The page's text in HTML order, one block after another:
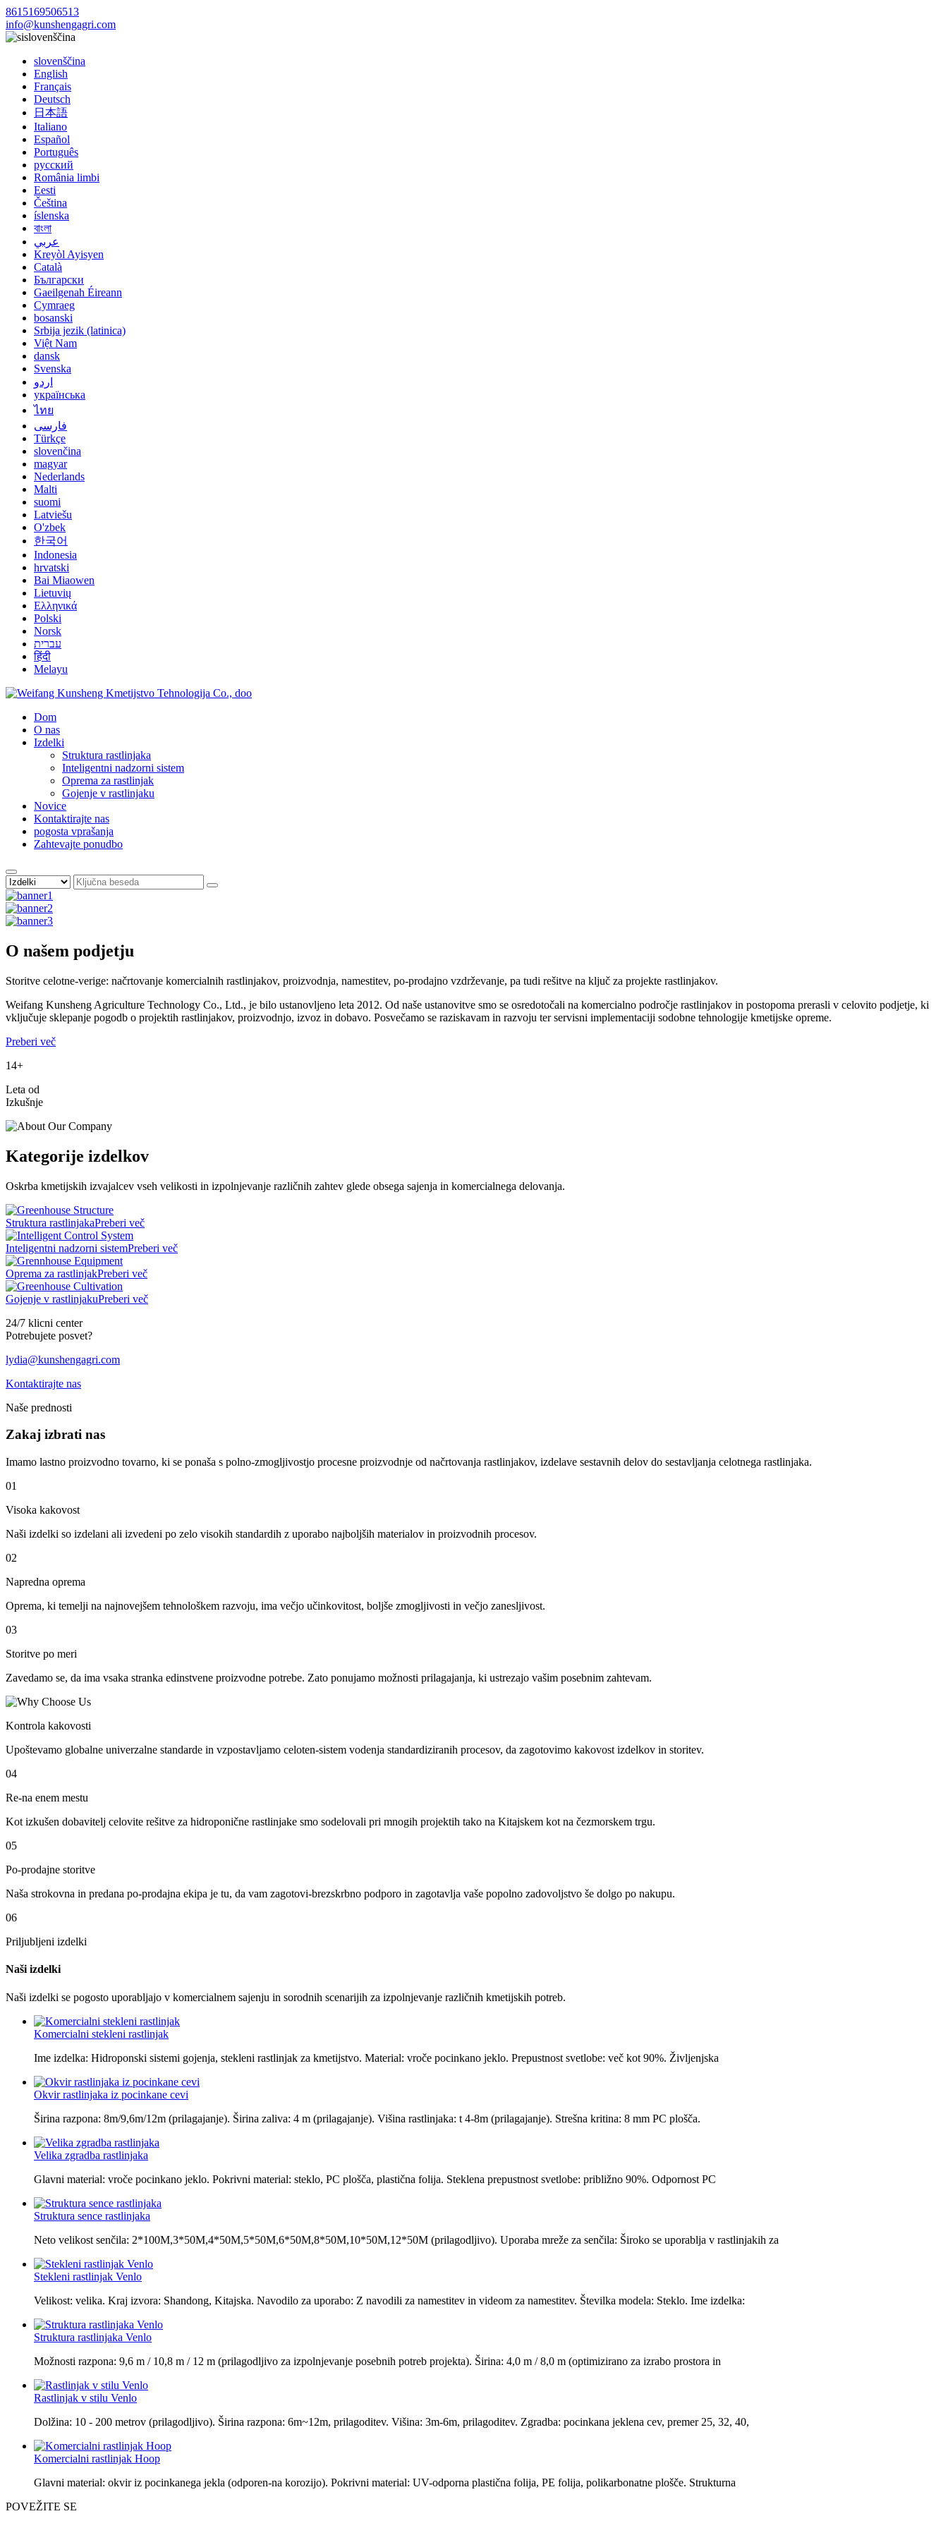
8615169506513
info@kunshengagri.com
slovenščina
slovenščina
English
Français
Deutsch
日本語
Italiano
Español
Português
русский
România limbi
Eesti
Čeština
íslenska
বাংলা
عربي
Kreyòl Ayisyen
Català
Български
Gaeilgenah Éireann
Cymraeg
bosanski
Srbija jezik (latinica)
Việt Nam
dansk
Svenska
اردو
українська
ไทย
فارسی
Türkçe
slovenčina
magyar
Nederlands
Malti
suomi
Latviešu
O'zbek
한국어
Indonesia
hrvatski
Bai Miaowen
Lietuvių
Ελληνικά
Polski
Norsk
עברית
हिंदी
Melayu
Dom
O nas
Izdelki
Struktura rastlinjaka
Inteligentni nadzorni sistem
Oprema za rastlinjak
Gojenje v rastlinjaku
Novice
Kontaktirajte nas
pogosta vprašanja
Zahtevajte ponudbo
O našem podjetju
Storitve celotne-verige: načrtovanje komercialnih rastlinjakov, proizvodnja, namestitev, po-prodajno vzdrževanje, pa tudi rešitve na ključ za projekte rastlinjakov.
Weifang Kunsheng Agriculture Technology Co., Ltd., je bilo ustanovljeno leta 2012. Od naše ustanovitve smo se osredotočali na komercialno področje rastlinjakov in postopoma prerasli v celovito podjetje, ki
vključuje sklepanje pogodb o projektih rastlinjakov, proizvodnjo, izvoz in dobavo. Posvečamo se raziskavam in razvoju ter servisni implementaciji sodobne tehnologije kmetijske opreme.
Preberi več
14+
Leta od
Izkušnje
Kategorije izdelkov
Oskrba kmetijskih izvajalcev vseh velikosti in izpolnjevanje različnih zahtev glede obsega sajenja in komercialnega delovanja.
Struktura rastlinjakaPreberi več
Inteligentni nadzorni sistemPreberi več
Oprema za rastlinjakPreberi več
Gojenje v rastlinjakuPreberi več
24/7 klicni center
Potrebujete posvet?
lydia@kunshengagri.com
Kontaktirajte nas
Naše prednosti
Zakaj izbrati nas
Imamo lastno proizvodno tovarno, ki se ponaša s polno-zmogljivostjo procesne proizvodnje od načrtovanja rastlinjakov, izdelave sestavnih delov do sestavljanja celotnega rastlinjaka.
01
Visoka kakovost
Naši izdelki so izdelani ali izvedeni po zelo visokih standardih z uporabo najboljših materialov in proizvodnih procesov.
02
Napredna oprema
Oprema, ki temelji na najnovejšem tehnološkem razvoju, ima večjo učinkovitost, boljše zmogljivosti in večjo zanesljivost.
03
Storitve po meri
Zavedamo se, da ima vsaka stranka edinstvene proizvodne potrebe. Zato ponujamo možnosti prilagajanja, ki ustrezajo vašim posebnim zahtevam.
Kontrola kakovosti
Upoštevamo globalne univerzalne standarde in vzpostavljamo celoten-sistem vodenja standardiziranih procesov, da zagotovimo kakovost izdelkov in storitev.
04
Re-na enem mestu
Kot izkušen dobavitelj celovite rešitve za hidroponične rastlinjake smo sodelovali pri mnogih projektih tako na Kitajskem kot na čezmorskem trgu.
05
Po-prodajne storitve
Naša strokovna in predana po-prodajna ekipa je tu, da vam zagotovi-brezskrbno podporo in zagotavlja vaše popolno zadovoljstvo še dolgo po nakupu.
06
Priljubljeni izdelki
Naši izdelki
Naši izdelki se pogosto uporabljajo v komercialnem sajenju in sorodnih scenarijih za izpolnjevanje različnih kmetijskih potreb.
Komercialni stekleni rastlinjak
Ime izdelka: Hidroponski sistemi gojenja, stekleni rastlinjak za kmetijstvo. Material: vroče pocinkano jeklo. Prepustnost svetlobe: več kot 90%. Življenjska
Okvir rastlinjaka iz pocinkane cevi
Širina razpona: 8m/9,6m/12m (prilagajanje). Širina zaliva: 4 m (prilagajanje). Višina rastlinjaka: t 4-8m (prilagajanje). Strešna kritina: 8 mm PC plošča.
Velika zgradba rastlinjaka
Glavni material: vroče pocinkano jeklo. Pokrivni material: steklo, PC plošča, plastična folija. Steklena prepustnost svetlobe: približno 90%. Odpornost PC
Struktura sence rastlinjaka
Neto velikost senčila: 2*100M,3*50M,4*50M,5*50M,6*50M,8*50M,10*50M,12*50M (prilagodljivo). Uporaba mreže za senčila: Široko se uporablja v rastlinjakih za
Stekleni rastlinjak Venlo
Velikost: velika. Kraj izvora: Shandong, Kitajska. Navodilo za uporabo: Z navodili za namestitev in videom za namestitev. Številka modela: Steklo. Ime izdelka:
Struktura rastlinjaka Venlo
Možnosti razpona: 9,6 m / 10,8 m / 12 m (prilagodljivo za izpolnjevanje posebnih potreb projekta). Širina: 4,0 m / 8,0 m (optimizirano za izrabo prostora in
Rastlinjak v stilu Venlo
Dolžina: 10 - 200 metrov (prilagodljivo). Širina razpona: 6m~12m, prilagoditev. Višina: 3m-6m, prilagoditev. Zgradba: pocinkana jeklena cev, premer 25, 32, 40,
Komercialni rastlinjak Hoop
Glavni material: okvir iz pocinkanega jekla (odporen-na korozijo). Pokrivni material: UV-odporna plastična folija, PE folija, polikarbonatne plošče. Strukturna
POVEŽITE SE